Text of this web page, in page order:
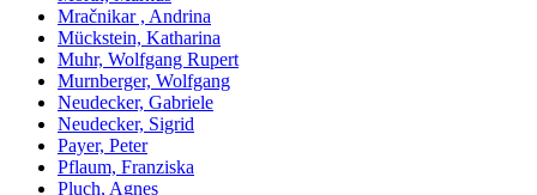
Mračnikar , Andrina
Mückstein, Katharina
Muhr, Wolfgang Rupert
Murnberger, Wolfgang
Neudecker, Gabriele
Neudecker, Sigrid
Payer, Peter
Pflaum, Franziska
Pluch, Agnes